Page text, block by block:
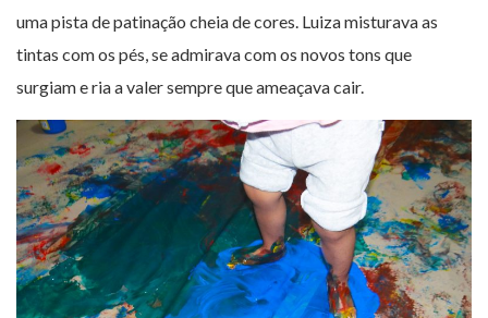
uma pista de patinação cheia de cores. Luiza misturava as
tintas com os pés, se admirava com os novos tons que
surgiam e ria a valer sempre que ameaçava cair.